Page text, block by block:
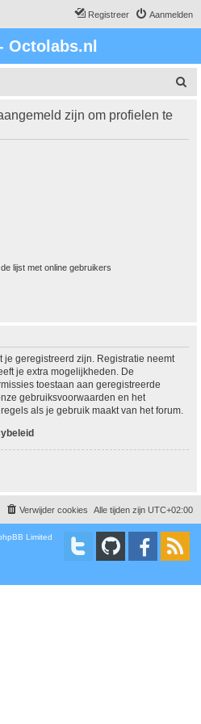
Aanmelden
Registreer
Octolabs.nl
k
zijn om profielen te
lijst met online gebruikers
je geregistreerd zijn. Registratie neemt
je extra mogelijkheden. De
toestaan aan geregistreerde
gebruiksvoorwaarden en het
als je gebruik maakt van het forum.
Alle tijden zijn UTC+02:00
Verwijder cookies
Limited